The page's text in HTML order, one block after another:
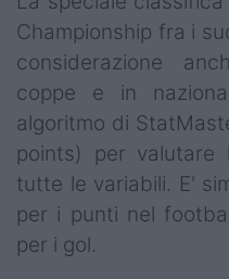
Championship fra i
considerazione
coppe e in
algoritmo di
points) per
tutte le variabili. E'
per i punti nel
per i gol.